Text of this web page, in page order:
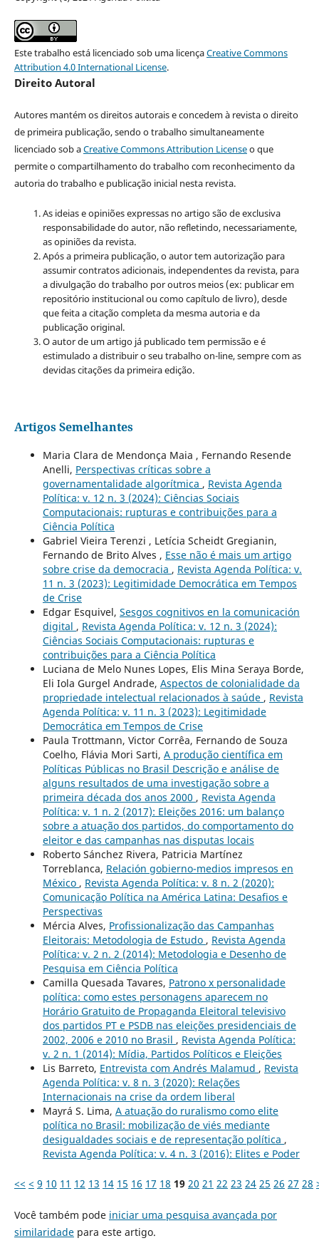
Este trabalho está licenciado sob uma licençaCreative Commons
Attribution 4.0 International License.
Direito Autoral
Autores mantém os direitos autorais e concedem à revista o direito
de primeira publicação, sendo o trabalho simultaneamente
licenciado sob aCreative Commons Attribution Licenseo que
permite o compartilhamento do trabalho com reconhecimento da
autoria do trabalho e publicação inicial nesta revista.
As ideias e opiniões expressas no artigo são de exclusiva
responsabilidade do autor, não refletindo, necessariamente,
as opiniões da revista.
Após a primeira publicação, o autor tem autorização para
assumir contratos adicionais, independentes da revista, para
a divulgação do trabalho por outros meios (ex: publicar em
repositório institucional ou como capítulo de livro), desde
que feita a citação completa da mesma autoria e da
publicação original.
O autor de um artigo já publicado tem permissão e é
estimulado a distribuir o seu trabalho on-line, sempre com as
devidas citações da primeira edição.
Artigos Semelhantes
Maria Clara de Mendonça Maia , Fernando Resende
Anelli, Perspectivas críticas sobre a
governamentalidade algorítmica , Revista Agenda
Política: v. 12 n. 3 (2024): Ciências Sociais
Computacionais: rupturas e contribuições para a
Ciência Política
Gabriel Vieira Terenzi , Letícia Scheidt Gregianin,
Fernando de Brito Alves , Esse não é mais um artigo
sobre crise da democracia , Revista Agenda Política: v.
11 n. 3 (2023): Legitimidade Democrática em Tempos
de Crise
Edgar Esquivel, Sesgos cognitivos en la comunicación
digital , Revista Agenda Política: v. 12 n. 3 (2024):
Ciências Sociais Computacionais: rupturas e
contribuições para a Ciência Política
Luciana de Melo Nunes Lopes, Elis Mina Seraya Borde,
Eli Iola Gurgel Andrade, Aspectos de colonialidade da
propriedade intelectual relacionados à saúde , Revista
Agenda Política: v. 11 n. 3 (2023): Legitimidade
Democrática em Tempos de Crise
Paula Trottmann, Victor Corrêa, Fernando de Souza
Coelho, Flávia Mori Sarti, A produção científica em
Políticas Públicas no Brasil Descrição e análise de
alguns resultados de uma investigação sobre a
primeira década dos anos 2000 , Revista Agenda
Política: v. 1 n. 2 (2017): Eleições 2016: um balanço
sobre a atuação dos partidos, do comportamento do
eleitor e das campanhas nas disputas locais
Roberto Sánchez Rivera, Patricia Martínez
Torreblanca, Relación gobierno-medios impresos en
México , Revista Agenda Política: v. 8 n. 2 (2020):
Comunicação Política na América Latina: Desafios e
Perspectivas
Mércia Alves, Profissionalização das Campanhas
Eleitorais: Metodologia de Estudo , Revista Agenda
Política: v. 2 n. 2 (2014): Metodologia e Desenho de
Pesquisa em Ciência Política
Camilla Quesada Tavares, Patrono x personalidade
política: como estes personagens aparecem no
Horário Gratuito de Propaganda Eleitoral televisivo
dos partidos PT e PSDB nas eleições presidenciais de
2002, 2006 e 2010 no Brasil , Revista Agenda Política:
v. 2 n. 1 (2014): Mídia, Partidos Políticos e Eleições
Lis Barreto, Entrevista com Andrés Malamud , Revista
Agenda Política: v. 8 n. 3 (2020): Relações
Internacionais na crise da ordem liberal
Mayrá S. Lima, A atuação do ruralismo como elite
política no Brasil: mobilização de viés mediante
desigualdades sociais e de representação política ,
Revista Agenda Política: v. 4 n. 3 (2016): Elites e Poder
<< < 9 10 11 12 13 14 15 16 17 18 19 20 21 22 23 24 25 26 27 28
Você também pode iniciar uma pesquisa avançada por
similaridadepara este artigo.